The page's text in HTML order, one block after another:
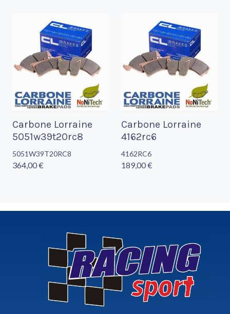
Carbone Lorraine
5051w39t20rc8
5051W39T20RC8
364,00 €
Carbone Lorraine
4162rc6
4162RC6
189,00 €